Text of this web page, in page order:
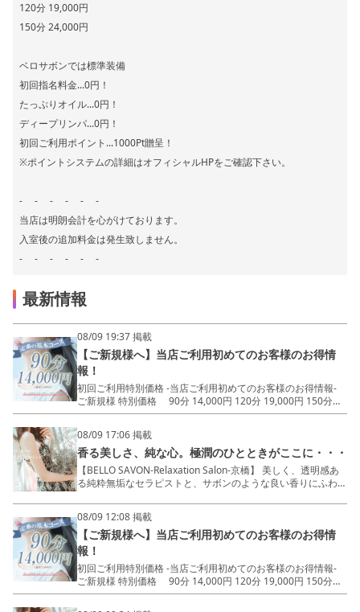
120分 19,000円
150分 24,000円
ベロサボンでは標準装備
初回指名料金...0円！
たっぷりオイル...0円！
ディープリンパ...0円！
初回ご利用ポイント...1000Pt贈呈！
※ポイントシステムの詳細はオフィシャルHPをご確認下さい。
- - - - - -
当店は明朗会計を心がけております。
入室後の追加料金は発生致しません。
- - - - - -
最新情報
08/09 19:37 掲載
【ご新規様へ】当店ご利用初めてのお客様のお得情
報！
初回ご利用特別価格 -当店ご利用初めてのお客様のお得情報-
ご新規様 特別価格 90分 14,000円 120分 19,000円 150分
24,000円 ベロサボンでは標準装備 初回指名料金...0円！ た
- - - - - - 当店は明朗会計を心がけておりま
す。 入室後の追加料金は発生致しません。
- - - - - - ～美しく、透明感ある純粋無垢な
セラピストと、 サボンのような良い香りにふわりと優しく包
まれた 極潤な空間をお楽しみくださいませ～
08/09 17:06 掲載
香る美しさ、純な心。極潤のひとときがここに・・・
【BELLO SAVON-Relaxation Salon-京橋】 美しく、透明感あ
る純粋無垢なセラピストと、サボンのような良い香りにふわり
MENU - 90分14,000円 120分19,000円 150分24,000円 ★
指名料/オイル倍量/Dリンパ全てコミ - Salon DATE 場所：都
島区東野田町1 最寄：京橋駅徒歩 5分圏内 TEL： 080-3866-
0300
08/09 12:08 掲載
【ご新規様へ】当店ご利用初めてのお客様のお得情
報！
初回ご利用特別価格 -当店ご利用初めてのお客様のお得情報-
ご新規様 特別価格 90分 14,000円 120分 19,000円 150分
24,000円 ベロサボンでは標準装備 初回指名料金...0円！ た